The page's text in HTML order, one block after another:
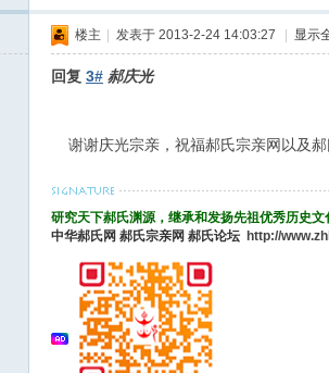
楼主 发表于 2013-2-24 14:03:27 显示
回复 3# 郝庆光
谢谢庆光宗亲，祝福郝氏宗亲网以及
研究天下郝氏渊源，继承和发扬先祖优秀历史
中华郝氏网 郝氏宗亲网 郝氏论坛 http://